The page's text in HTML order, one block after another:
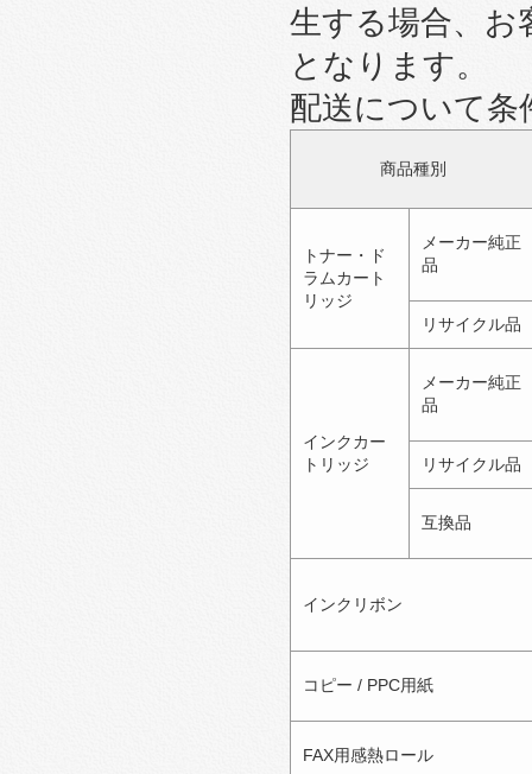
生する場合、お
となります。
配送について条
商品種別
トナー・ド
ラムカート
リッジ
メーカー純正
品
リサイクル品
インクカー
トリッジ
メーカー純正
品
リサイクル品
互換品
インクリボン
コピー / PPC用紙
FAX用感熱ロール